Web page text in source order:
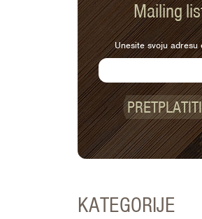
Mailing
Unesite svoju adresu
KATEGORIJE